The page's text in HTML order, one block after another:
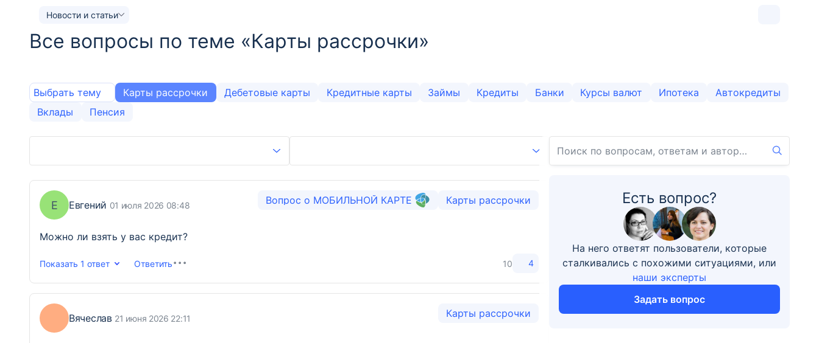
Новости и статьи
Все вопросы по теме «Карты рассрочки»
Выбрать тему Карты рассрочки Дебетовые карты Кредитные карты Займы Кредиты Банки Курсы валют Ипотека
Автокредиты
Вклады
Пенсия
Е Евгений 01 июля 2026 08:48 Вопрос о МОБИЛЬНОЙ КАРТЕ Карты рассрочки
Можно ли взять у вас кредит?
Показать 1 ответ Ответить 10 4
Вячеслав 21 июня 2026 22:11 Карты рассрочки
Есть вопрос?
На него ответят пользователи, которые
сталкивались с похожими ситуациями, или
наши эксперты
Задать вопрос